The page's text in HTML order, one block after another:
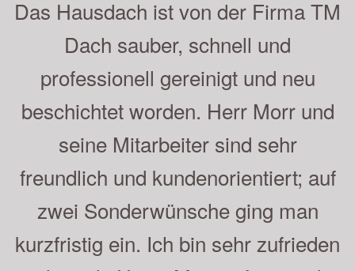
Sehr gute Beratung, saubere und
schnelle Ausführung der Arbeiten.
Herr Moor und sein Mitarbeiter sind
empfehlenswert, was wir gern getan
haben. Auch unsere Nachbarn sind
sehr zufrieden. Die Beschichtung ist
nun schon 5 Jahre auf dem Dach
und sieht immer noch sehr gut aus.